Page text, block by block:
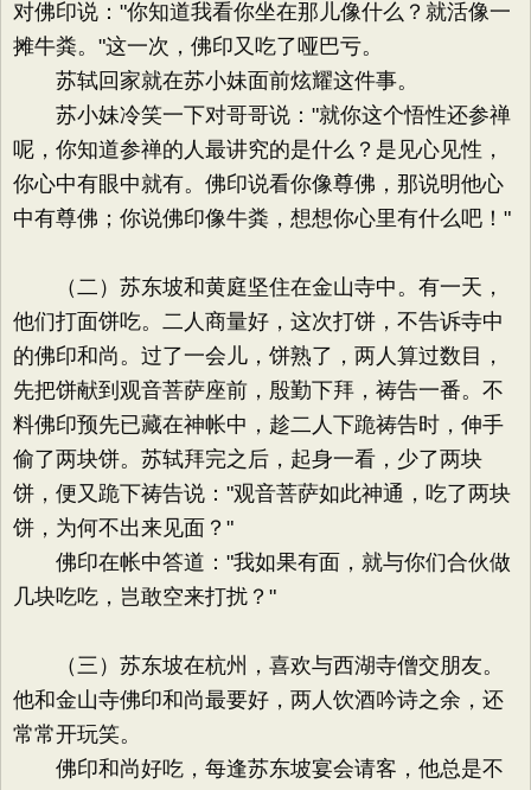
对佛印说："你知道我看你坐在那儿像什么？就活像一
摊牛粪。"这一次，佛印又吃了哑巴亏。
苏轼回家就在苏小妹面前炫耀这件事。
苏小妹冷笑一下对哥哥说："就你这个悟性还参禅
呢，你知道参禅的人最讲究的是什么？是见心见性，
你心中有眼中就有。佛印说看你像尊佛，那说明他心
中有尊佛；你说佛印像牛粪，想想你心里有什么吧！"
（二）苏东坡和黄庭坚住在金山寺中。有一天，
他们打面饼吃。二人商量好，这次打饼，不告诉寺中
的佛印和尚。过了一会儿，饼熟了，两人算过数目，
先把饼献到观音菩萨座前，殷勤下拜，祷告一番。不
料佛印预先已藏在神帐中，趁二人下跪祷告时，伸手
偷了两块饼。苏轼拜完之后，起身一看，少了两块
饼，便又跪下祷告说："观音菩萨如此神通，吃了两块
饼，为何不出来见面？"
佛印在帐中答道："我如果有面，就与你们合伙做
几块吃吃，岂敢空来打扰？"
（三）苏东坡在杭州，喜欢与西湖寺僧交朋友。
他和金山寺佛印和尚最要好，两人饮酒吟诗之余，还
常常开玩笑。
佛印和尚好吃，每逢苏东坡宴会请客，他总是不